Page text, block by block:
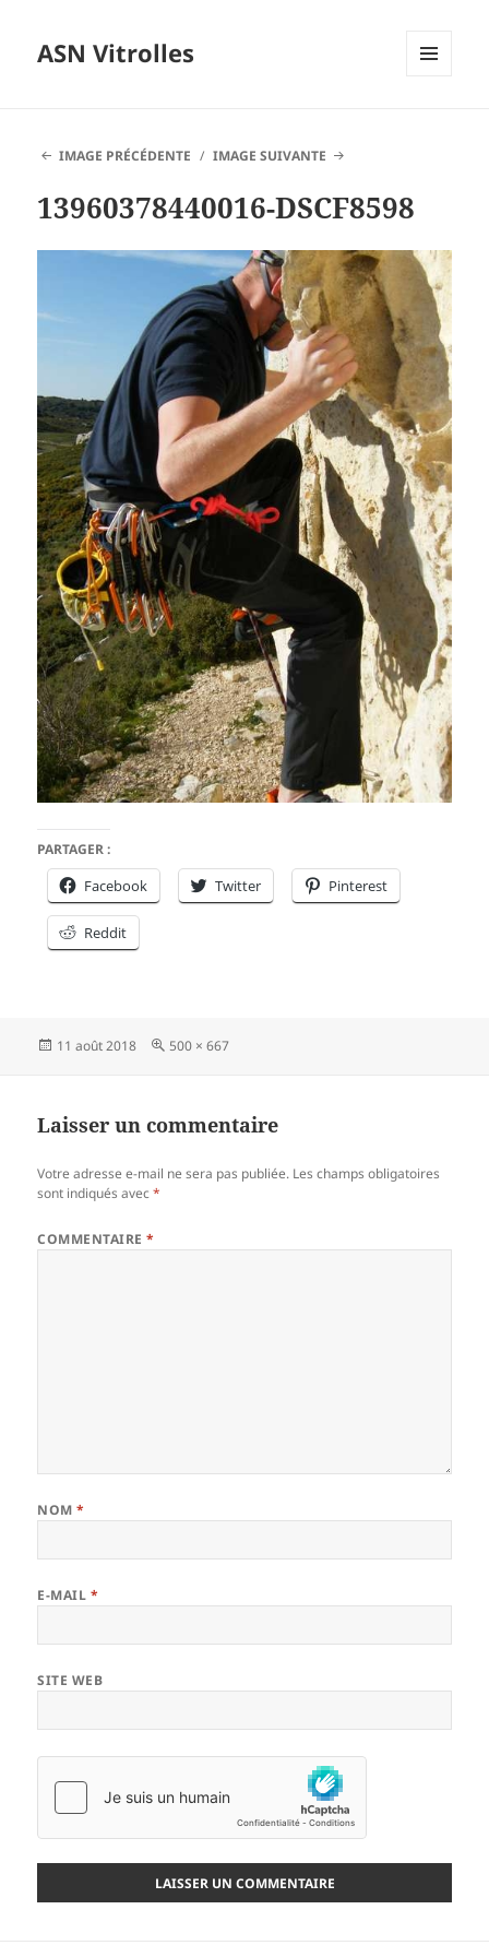
ASN Vitrolles
IMAGE PRÉCÉDENTE
IMAGE SUIVANTE
13960378440016-DSCF8598
PARTAGER :
Facebook Twitter Pinterest
Reddit
Publié
11 août 2018
Taille
500 × 667
Laisser un commentaire
Votre adresse e-mail ne sera pas publiée. Les champs obligatoires
sont indiqués avec*
COMMENTAIRE*
NOM*
E-MAIL *
SITE WEB